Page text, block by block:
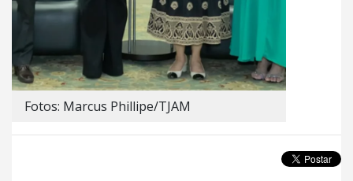
Fotos: Marcus Phillipe/TJAM